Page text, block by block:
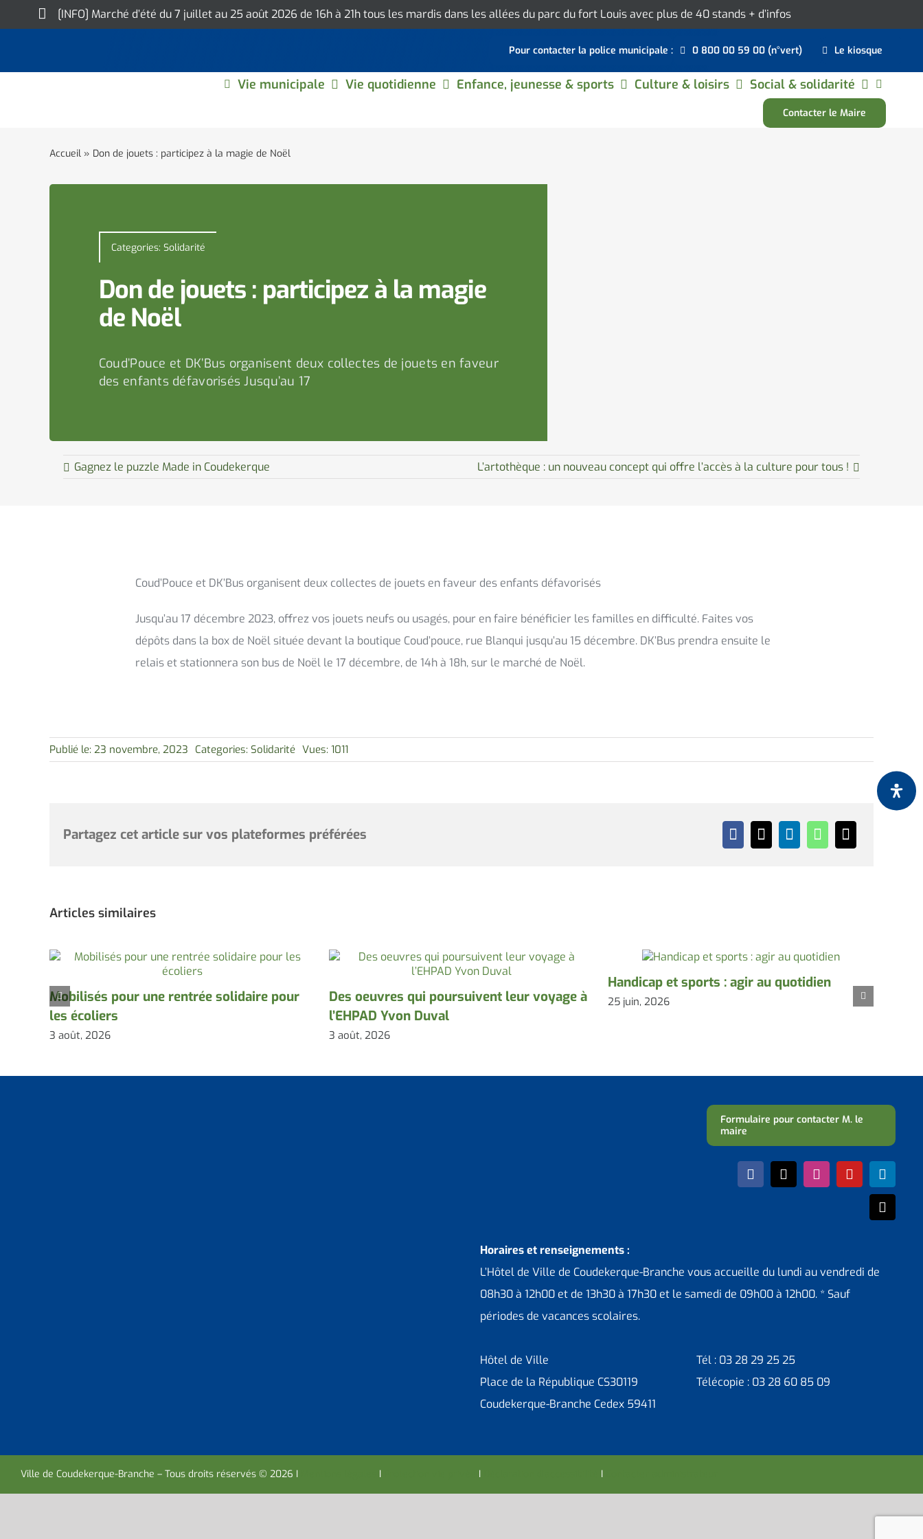
to
[INFO] Marché d’été du 7 juillet au 25 août 2026 de 16h à 21h tous les mardis dans les allées du parc du fort Louis avec plus de 40 stands + d’infos
Pour contacter la police municipale : 0 800 00 59 00 (n°vert) Le kiosque
Vie municipale Vie quotidienne Enfance, jeunesse & sports Culture & loisirs Social & solidarité
Contacter le Maire
Accueil» Don de jouets : participez à la magie de Noël
Categories: Solidarité
Don de jouets : participez à la magie
de Noël
Coud’Pouce et DK’Bus organisent deux collectes de jouets en faveur
des enfants défavorisés Jusqu’au 17
Gagnez le puzzle Made in Coudekerque L’artothèque : un nouveau concept qui offre l’accès à la culture pour tous !
Coud’Pouce et DK’Bus organisent deux collectes de jouets en faveur des enfants défavorisés
Jusqu’au 17 décembre 2023, offrez vos jouets neufs ou usagés, pour en faire bénéficier les familles en difficulté. Faites vos
dépôts dans la box de Noël située devant la boutique Coud’pouce, rue Blanqui jusqu’au 15 décembre. DK’Bus prendra ensuite le
relais et stationnera son bus de Noël le 17 décembre, de 14h à 18h, sur le marché de Noël.
Publié le: 23 novembre, 2023 Categories: Solidarité Vues: 1011
Partagez cet article sur vos plateformes préférées
Articles similaires
Mobilisés pour une rentrée solidaire pour
les écoliers
3 août, 2026
Des oeuvres qui poursuivent leur voyage à
l’EHPAD Yvon Duval
3 août, 2026
Handicap et sports : agir au quotidien
25 juin, 2026
Formulaire pour contacter M. le
maire
Horaires et renseignements :
L’Hôtel de Ville de Coudekerque-Branche vous accueille du lundi au vendredi de
08h30 à 12h00 et de 13h30 à 17h30 et le samedi de 09h00 à 12h00. * Sauf
périodes de vacances scolaires.
Hôtel de Ville
Place de la République CS30119
Coudekerque-Branche Cedex 59411
Tél : 03 28 29 25 25
Télécopie : 03 28 60 85 09
Ville de Coudekerque-Branche – Tous droits réservés © 2026 I I I I